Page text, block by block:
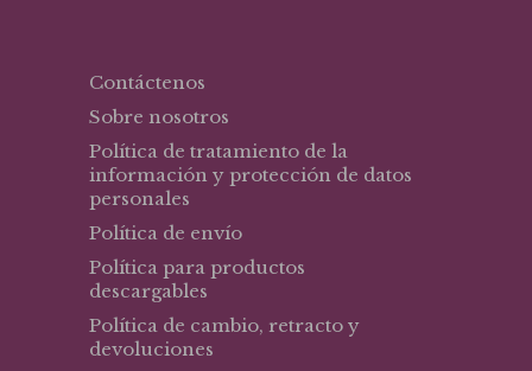
Contáctenos
Sobre nosotros
Política de tratamiento de la
información y protección de datos
personales
Política de envío
Política para productos
descargables
Política de cambio, retracto y
devoluciones